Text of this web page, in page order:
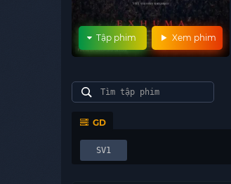
Xem phim
Tập phim
GD
SV1